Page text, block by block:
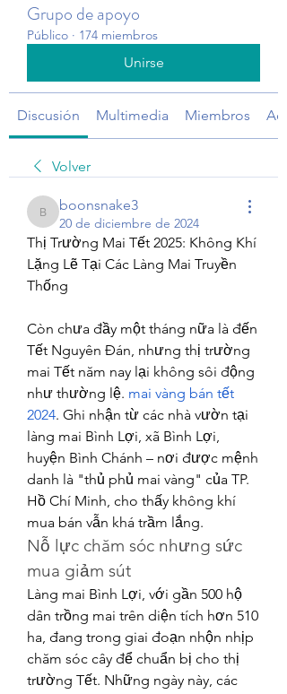
Grupo de apoyo
Público · 174 miembros
Unirse
Discusión Multimedia Miembros
Volver
boonsnake3
boonsnake3
20 de diciembre de 2024
Thị Trường Mai Tết 2025: Không Khí
Lặng Lẽ Tại Các Làng Mai Truyền
Thống
Còn chưa đầy một tháng nữa là đến
Tết Nguyên Đán, nhưng thị trường
mai Tết năm nay lại không sôi động
như thường lệ. mai vàng bán tết
2024. Ghi nhận từ các nhà vườn tại
làng mai Bình Lợi, xã Bình Lợi,
huyện Bình Chánh – nơi được mệnh
danh là "thủ phủ mai vàng" của TP.
Hồ Chí Minh, cho thấy không khí
mua bán vẫn khá trầm lắng.
Nỗ lực chăm sóc nhưng sức
mua giảm sút
Làng mai Bình Lợi, với gần 500 hộ
dân trồng mai trên diện tích hơn 510
ha, đang trong giai đoạn nhộn nhịp
chăm sóc cây để chuẩn bị cho thị
trường Tết. Những ngày này, các